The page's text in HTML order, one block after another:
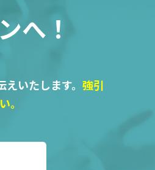
へ！
いたします。 強引
。